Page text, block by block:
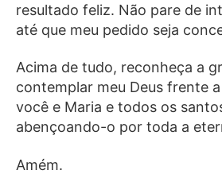
resultado feliz. Não pare de
até que meu pedido seja
Acima de tudo, reconheça a
contemplar meu Deus frente
você e Maria e todos os
abençoando-o por toda a
Amém.